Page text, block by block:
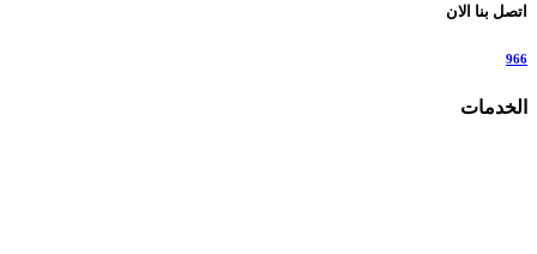
اتصل بنا الان
966
الخدمات